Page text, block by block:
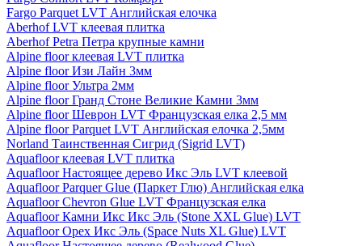
Fargo Parquet LVT Английская елочка
Aberhof LVT клеевая плитка
Aberhof Petra Петра крупные камни
Alpine floor клеевая LVT плитка
Alpine floor Изи Лайн 3мм
Alpine floor Ультра 2мм
Alpine floor Гранд Стоне Великие Камни 3мм
Alpine floor Шеврон LVT Французская елка 2,5 мм
Alpine floor Parquet LVT Английская елочка 2,5мм
Norland Таинственная Сигрид (Sigrid LVT)
Aquafloor клеевая LVT плитка
Aquafloor Настоящее дерево Икс Эль LVT клеевой
Aquafloor Parquer Glue (Паркет Глю) Английская елка
Aquafloor Chevron Glue LVT Французская елка
Aquafloor Камни Икс Икс Эль (Stone XXL Glue) LVT
Aquafloor Орех Икс Эль (Space Nuts XL Glue) LVT